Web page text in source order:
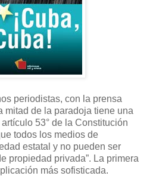
periodistas, con la prensa
mitad de la paradoja tiene una
53° de la Constitución
todos los medios de
estatal y no pueden ser
propiedad privada”. La primera
más sofisticada.